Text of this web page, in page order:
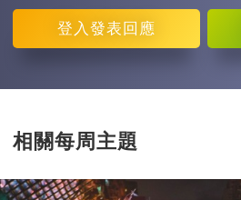
登入 發表回應
相關每周主題